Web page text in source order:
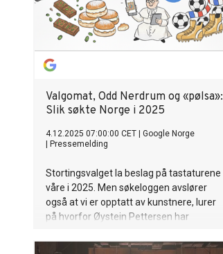
Valgomat, Odd Nerdrum og «pølsa»:
Slik søkte Norge i 2025
4.12.2025 07:00:00 CET
Google Norge
Pressemelding
Stortingsvalget la beslag på tastaturene
våre i 2025. Men søkeloggen avslører
også at vi er opptatt av kunstnere, lurer
på hvorfor Øystein Pettersen har
rabarbrasaft.